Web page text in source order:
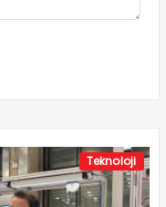
Teknoloji